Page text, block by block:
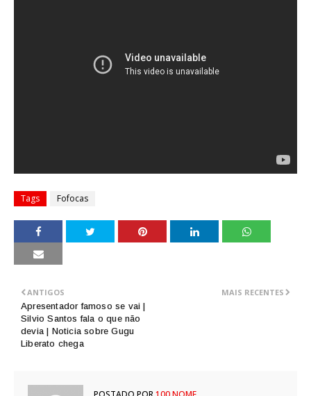
Tags Fofocas
MAIS RECENTES
ANTIGOS
Apresentador famoso se vai |
Silvio Santos fala o que não
devia | Noticia sobre Gugu
Liberato chega